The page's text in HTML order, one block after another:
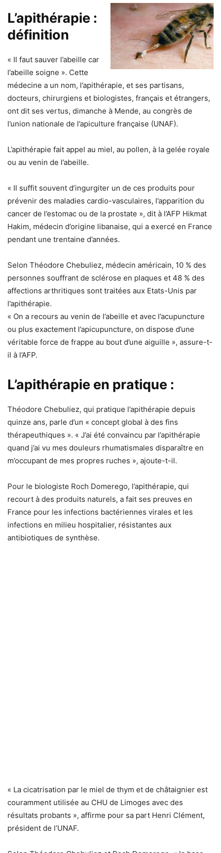
L’apithérapie :
définition
« Il faut sauver l’abeille car
l’abeille soigne ». Cette
médecine a un nom, l’apithérapie, et ses partisans,
docteurs, chirurgiens et biologistes, français et étrangers,
ont dit ses vertus, dimanche à Mende, au congrès de
l’union nationale de l’apiculture française (UNAF).
L’apithérapie fait appel au miel, au pollen, à la gelée royale
ou au venin de l’abeille.
« Il suffit souvent d’ingurgiter un de ces produits pour
prévenir des maladies cardio-vasculaires, l’apparition du
cancer de l’estomac ou de la prostate », dit à l’AFP Hikmat
Hakim, médecin d’origine libanaise, qui a exercé en France
pendant une trentaine d’années.
Selon Théodore Chebuliez, médecin américain, 10 % des
personnes souffrant de sclérose en plaques et 48 % des
affections arthritiques sont traitées aux Etats-Unis par
l’apithérapie.
« On a recours au venin de l’abeille et avec l’acupuncture
ou plus exactement l’apicupuncture, on dispose d’une
véritable force de frappe au bout d’une aiguille », assure-t-
il à l’AFP.
L’apithérapie en pratique :
Théodore Chebuliez, qui pratique l’apithérapie depuis
quinze ans, parle d’un « concept global à des fins
thérapeuthiques ». « J’ai été convaincu par l’apithérapie
quand j’ai vu mes douleurs rhumatismales disparaître en
m’occupant de mes propres ruches », ajoute-t-il.
Pour le biologiste Roch Domerego, l’apithérapie, qui
recourt à des produits naturels, a fait ses preuves en
France pour les infections bactériennes virales et les
infections en milieu hospitalier, résistantes aux
antibiotiques de synthèse.
« La cicatrisation par le miel de thym et de châtaignier est
couramment utilisée au CHU de Limoges avec des
résultats probants », affirme pour sa part Henri Clément,
président de l’UNAF.